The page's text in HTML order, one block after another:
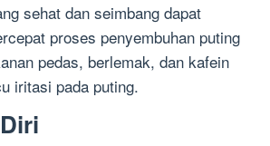
sehat dan seimbang dapat
proses penyembuhan puting
pedas, berlemak, dan kafein
iritasi pada puting.